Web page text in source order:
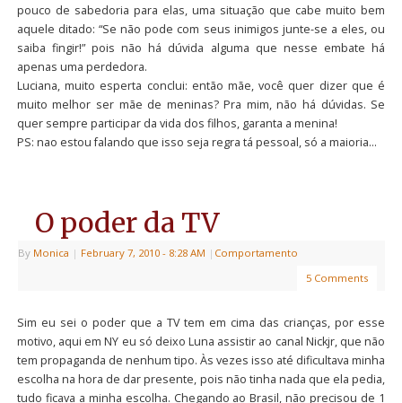
pouco de sabedoria para elas, uma situação que cabe muito bem
aquele ditado: “Se não pode com seus inimigos junte-se a eles, ou
saiba fingir!” pois não há dúvida alguma que nesse embate há
apenas uma perdedora.
Luciana, muito esperta conclui: então mãe, você quer dizer que é
muito melhor ser mãe de meninas? Pra mim, não há dúvidas. Se
quer sempre participar da vida dos filhos, garanta a menina!
PS: nao estou falando que isso seja regra tá pessoal, só a maioria…
O poder da TV
By Monica | February 7, 2010 - 8:28 AM | Comportamento
5 Comments
Sim eu sei o poder que a TV tem em cima das crianças, por esse
motivo, aqui em NY eu só deixo Luna assistir ao canal Nickjr, que não
tem propaganda de nenhum tipo. Às vezes isso até dificultava minha
escolha na hora de dar presente, pois não tinha nada que ela pedia,
tudo ficava a minha escolha. Chegando ao Brasil, não precisou de 1